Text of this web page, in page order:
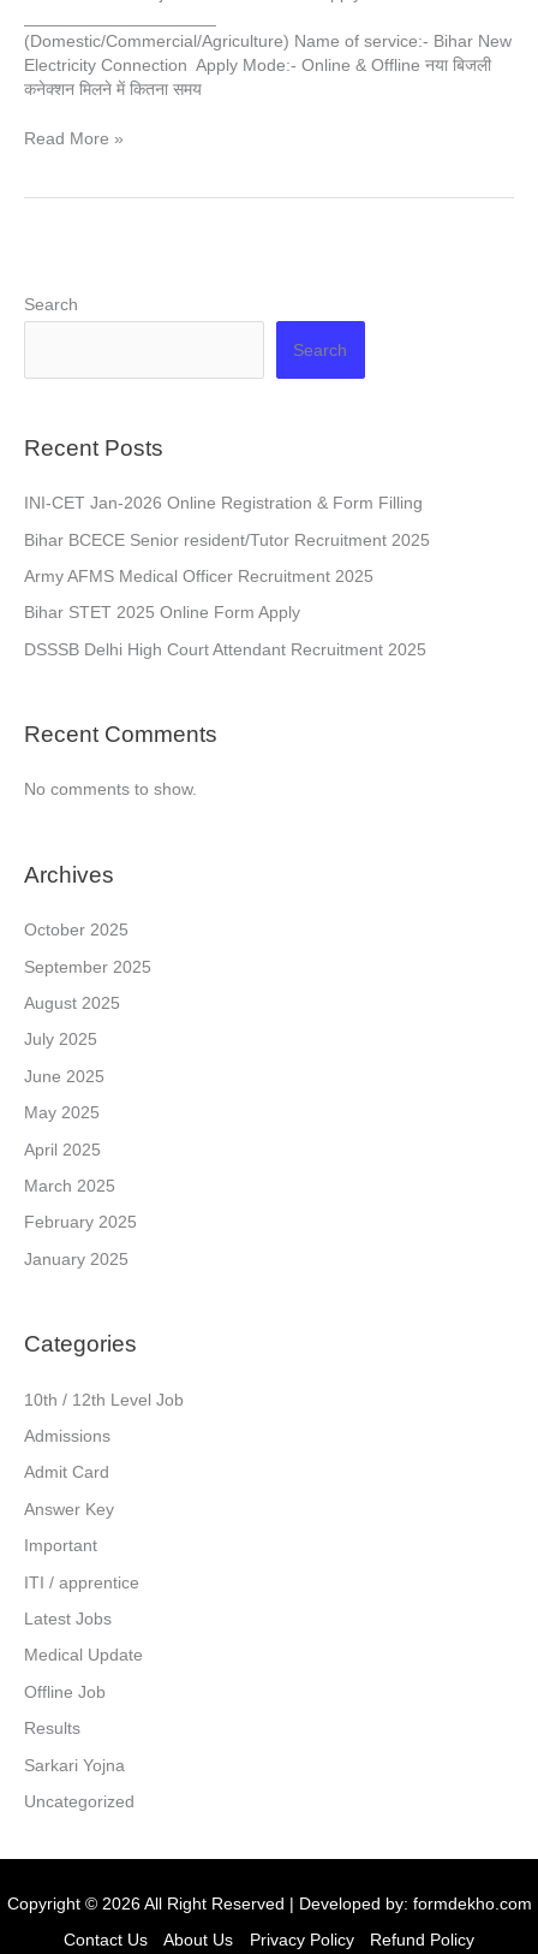
(Domestic/Commercial/Agriculture) Name of service:- Bihar New
Electricity Connection Apply Mode:- Online & Offline नया बिजली
कनेक्शन मिलने में कितना समय
Read More »
Search
Search
Recent Posts
INI-CET Jan-2026 Online Registration & Form Filling
Bihar BCECE Senior resident/Tutor Recruitment 2025
Army AFMS Medical Officer Recruitment 2025
Bihar STET 2025 Online Form Apply
DSSSB Delhi High Court Attendant Recruitment 2025
Recent Comments
No comments to show.
Archives
October 2025
September 2025
August 2025
July 2025
June 2025
May 2025
April 2025
March 2025
February 2025
January 2025
Categories
10th / 12th Level Job
Admissions
Admit Card
Answer Key
Important
ITI / apprentice
Latest Jobs
Medical Update
Offline Job
Results
Sarkari Yojna
Uncategorized
Copyright © 2026 All Right Reserved | Developed by: formdekho.com
Contact Us
About Us Privacy Policy Refund Policy